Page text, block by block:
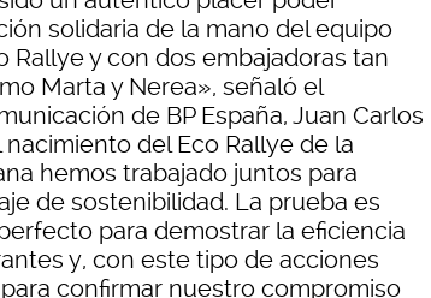
solidaria de la mano del equipo
Rallye y con dos embajadoras tan
Marta y Nerea», señaló el
de BP España, Juan Carlos
del Eco Rallye de la
hemos trabajado juntos para
de sostenibilidad. La prueba es
para demostrar la eficiencia
y, con este tipo de acciones
confirmar nuestro compromiso